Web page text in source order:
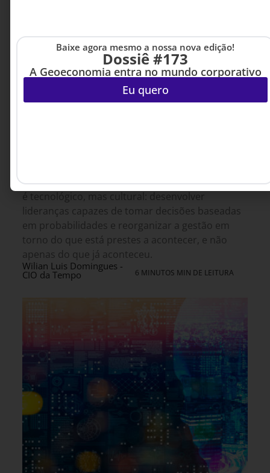
que problemas aconteçam. O desafio agora não
é tecnológico, mas cultural: desenvolver
lideranças capazes de tomar decisões baseadas
em probabilidades e reorganizar a gestão em
torno do que está prestes a acontecer, e não
apenas do que já aconteceu.
Wilian Luis Domingues -
CIO da Tempo 6 MINUTOS MIN DE LEITURA
Baixe agora mesmo a nossa nova edição!
Dossiê #173
A Geoeconomia entra no mundo corporativo
Eu quero